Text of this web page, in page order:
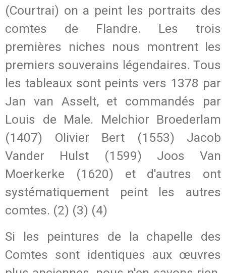
(Courtrai) on a peint les portraits des
comtes de Flandre. Les trois
premières niches nous montrent les
premiers souverains légendaires. Tous
les tableaux sont peints vers 1378 par
Jan van Asselt, et commandés par
Louis de Male. Melchior Broederlam
(1407) Olivier Bert (1553) Jacob
Vander Hulst (1599) Joos Van
Moerkerke (1620) et d'autres ont
systématiquement peint les autres
comtes. (2) (3) (4)
Si les peintures de la chapelle des
Comtes sont identiques aux œuvres